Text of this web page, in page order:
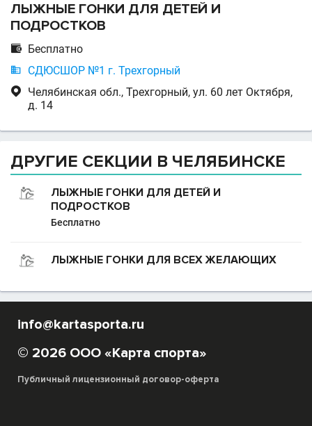
ЛЫЖНЫЕ ГОНКИ ДЛЯ ДЕТЕЙ И
ПОДРОСТКОВ
 Бесплатно
 СДЮСШОР №1 г. Трехгорный

Челябинская обл., Трехгорный, ул. 60 лет Октября,
д. 14
ДРУГИЕ СЕКЦИИ В ЧЕЛЯБИНСКЕ
ЛЫЖНЫЕ ГОНКИ ДЛЯ ДЕТЕЙ И
ПОДРОСТКОВ
Бесплатно
ЛЫЖНЫЕ ГОНКИ ДЛЯ ВСЕХ ЖЕЛАЮЩИХ
info@kartasporta.ru
© 2026 ООО «Карта спорта»
Публичный лицензионный договор-оферта